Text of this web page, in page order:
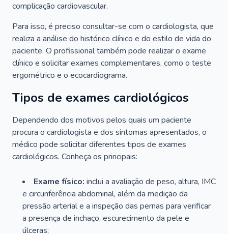
complicação cardiovascular.
Para isso, é preciso consultar-se com o cardiologista, que
realiza a análise do histórico clínico e do estilo de vida do
paciente. O profissional também pode realizar o exame
clínico e solicitar exames complementares, como o teste
ergométrico e o ecocardiograma.
Tipos de exames cardiológicos
Dependendo dos motivos pelos quais um paciente
procura o cardiologista e dos sintomas apresentados, o
médico pode solicitar diferentes tipos de exames
cardiológicos. Conheça os principais:
Exame físico: inclui a avaliação de peso, altura, IMC
e circunferência abdominal, além da medição da
pressão arterial e a inspeção das pernas para verificar
a presença de inchaço, escurecimento da pele e
úlceras;